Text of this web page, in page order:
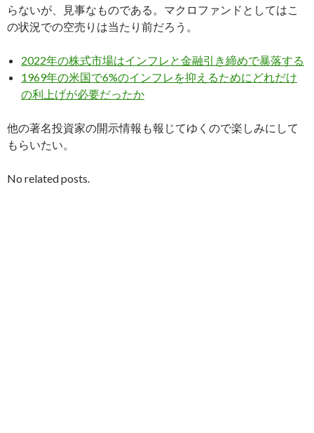
らないが、見事なものである。マクロファンドとしてはこ
の状況での空売りは当たり前だろう。
2022年の株式市場はインフレと金融引き締めで暴落する
1969年の米国で6%のインフレを抑えるためにどれだけ
の利上げが必要だったか
他の著名投資家の開示情報も報じてゆくので楽しみにして
もらいたい。
No related posts.